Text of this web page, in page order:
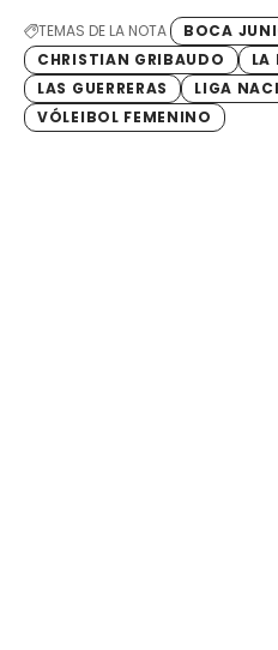
TEMAS DE LA NOTA
BOCA
CHRISTIAN GRIBAUDO
LA
LAS GUERRERAS
LIGA
VÓLEIBOL FEMENINO